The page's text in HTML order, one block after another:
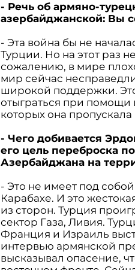
- Речь об армяно-
азербайджанской: Вы
- Эта война бы не
Турции. Но на этот раз
сожалению, в мире
мир сейчас
широкой поддержки.
отыграться при помощи
которых она
- Чего добивается
его цель переброска
Азербайджана на
- Это не имеет под
Карабахе. И это
из сторон. Турция
сектор Газа, Ливия.
Франция и Израиль
интервью армянской
высказывал опасение,